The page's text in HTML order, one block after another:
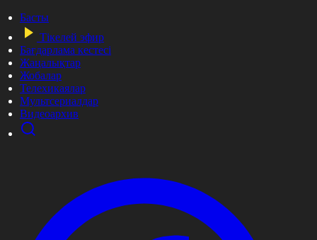
Басты
Тікелей эфир
Бағдарлама кестесі
Жаңалықтар
Жобалар
Телехикаялар
Мультсериалдар
Видеоархив